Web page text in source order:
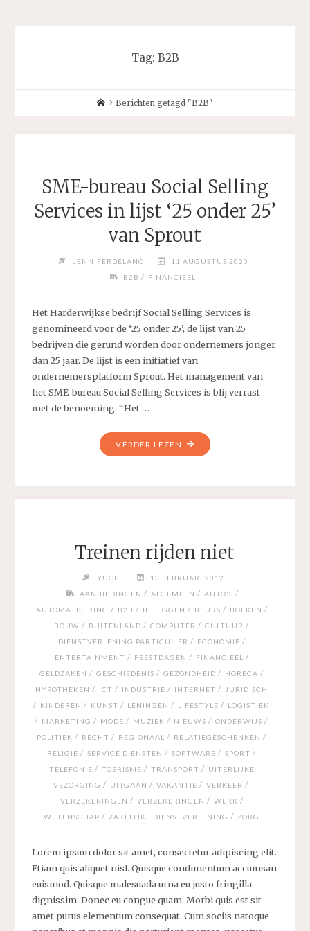
Tag: B2B
HomeBerichten getagd "B2B"
SME-bureau Social Selling
Services in lijst ‘25 onder 25’
van Sprout
JENNIFERDELANO
11 AUGUSTUS 2020
B2B / FINANCIEEL
Het Harderwijkse bedrijf Social Selling Services is
genomineerd voor de ‘25 onder 25’, de lijst van 25
bedrijven die gerund worden door ondernemers jonger
dan 25 jaar. De lijst is een initiatief van
ondernemersplatform Sprout. Het management van
het SME-bureau Social Selling Services is blij verrast
met de benoeming. “Het …
VERDER LEZEN "SME-
‘25
Treinen rijden niet
YUCEL
13 FEBRUARI 2012
AANBIEDINGEN / ALGEMEEN / AUTO'S /
AUTOMATISERING / B2B / BELEGGEN / BEURS / BOEKEN /
BOUW / BUITENLAND / COMPUTER / CULTUUR /
DIENSTVERLENING PARTICULIER / ECONOMIE /
ENTERTAINMENT / FEESTDAGEN / FINANCIEEL /
GELDZAKEN / GESCHIEDENIS / GEZONDHEID / HORECA /
HYPOTHEKEN / ICT / INDUSTRIE / INTERNET / JURIDISCH
/ KINDEREN / KUNST / LENINGEN / LIFESTYLE / LOGISTIEK
/ MARKETING / MODE / MUZIEK / NIEUWS / ONDERWIJS /
POLITIEK / RECHT / REGIONAAL / RELATIEGESCHENKEN /
RELIGIE / SERVICE DIENSTEN / SOFTWARE / SPORT /
TELEFONIE / TOERISME / TRANSPORT / UITERLIJKE
VEZORGING / UITGAAN / VAKANTIE / VERKEER /
VERZEKERINGEN / VERZEKERINGEN / WERK /
WETENSCHAP / ZAKELIJKE DIENSTVERLENING / ZORG
Lorem ipsum dolor sit amet, consectetur adipiscing elit.
Etiam quis aliquet nisl. Quisque condimentum accumsan
euismod. Quisque malesuada urna eu justo fringilla
dignissim. Donec eu congue quam. Morbi quis est sit
amet purus elementum consequat. Cum sociis natoque